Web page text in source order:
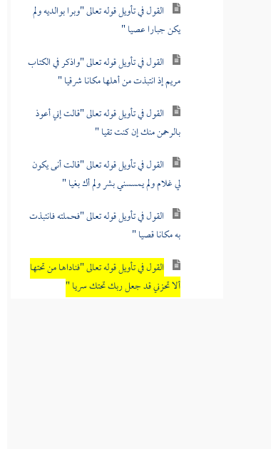
القول في تأويل قوله تعالى "وبرا بوالديه ولم
يكن جبارا عصيا "
القول في تأويل قوله تعالى "واذكر في الكتاب
مريم إذ انتبذت من أهلها مكانا شرقيا "
القول في تأويل قوله تعالى "قالت إني أعوذ
بالرحمن منك إن كنت تقيا "
القول في تأويل قوله تعالى "قالت أنى يكون
لي غلام ولم يمسسني بشر ولم أك بغيا "
القول في تأويل قوله تعالى "فحملته فانتبذت
به مكانا قصيا "
القول في تأويل قوله تعالى "فناداها من تحتها
ألا تحزني قد جعل ربك تحتك سريا "